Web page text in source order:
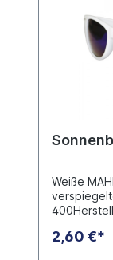
75210
Weiße
2,60 €*